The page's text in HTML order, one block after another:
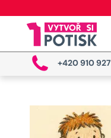
+420 910